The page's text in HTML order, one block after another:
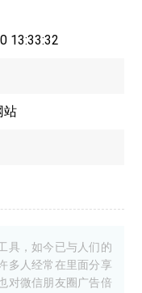
13:33:32
站
具，如今已与人们的
多人经常在里面分享
对微信朋友圈广告倍